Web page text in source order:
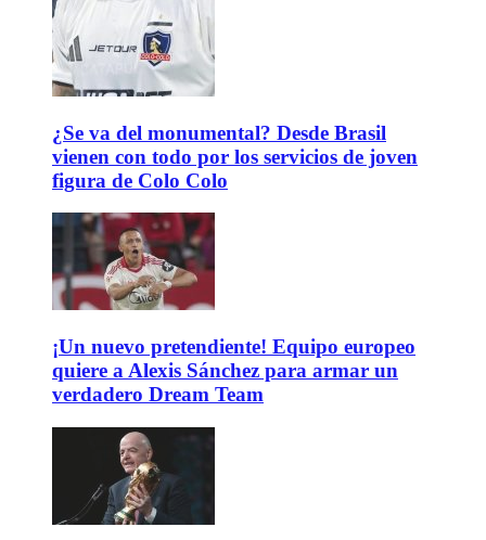
¿Se va del monumental? Desde Brasil
vienen con todo por los servicios de joven
figura de Colo Colo
¡Un nuevo pretendiente! Equipo europeo
quiere a Alexis Sánchez para armar un
verdadero Dream Team